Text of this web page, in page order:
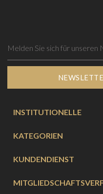
INSTITUTIONELLE
KATEGORIEN
KUNDENDIENST